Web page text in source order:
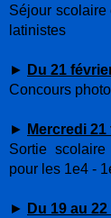
Séjour scolaire
latinistes
► Du 21
Concours photo
► Mercredi
Sortie
pour les 1e4 -
► Du 19 au